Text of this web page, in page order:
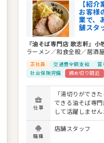
【紹
お客様
業で、
舗スタ
『油そば専門店 歌志軒』小
ラーメン／和食全般／居酒屋
正社員 交通費全額支給
賞
社会保険完備
締め切り間近
仕事
「湯切りができ
できる油そば専
して活躍しませ
でも、丁寧なフ
入社後は、ホール
職種
店舗スタッフ